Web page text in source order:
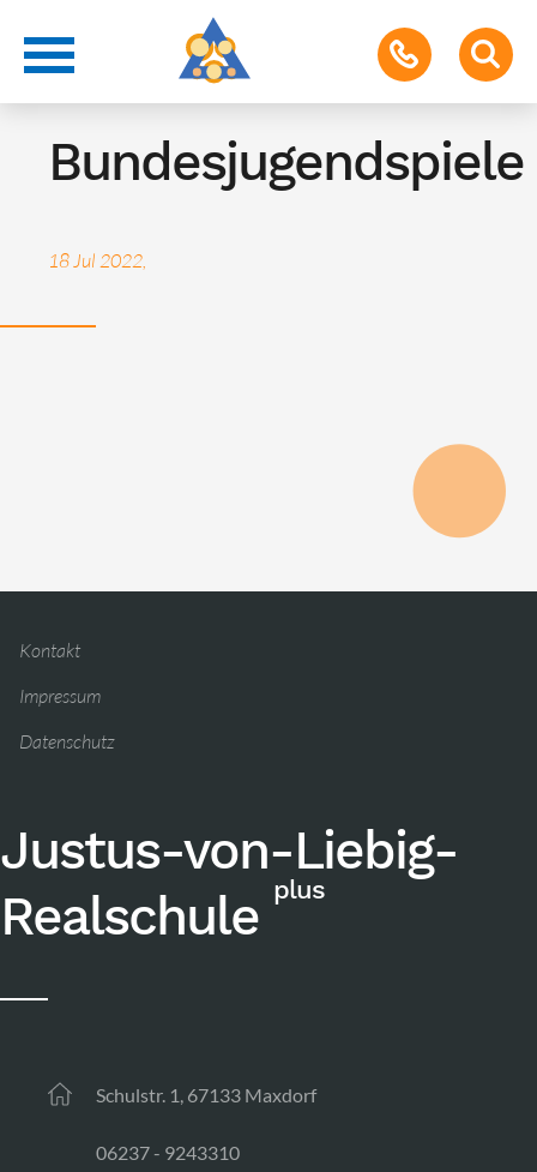
Termin für Schüler & Eltern
Bundesjugendspiele
18 Jul 2022,
Kontakt
Impressum
Datenschutz
Justus-von-Liebig-
Realschule plus
Schulstr. 1, 67133 Maxdorf
06237 - 9243310